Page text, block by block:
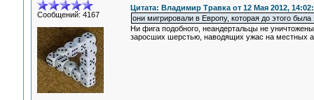
Сообщений: 4167
Цитата: Владимир Травка от 12 Мая 2012,
они мигрировали в Европу, которая до этого
Ни фига подобного, неандертальцы не
заросших шерстью, наводящих ужас на местных